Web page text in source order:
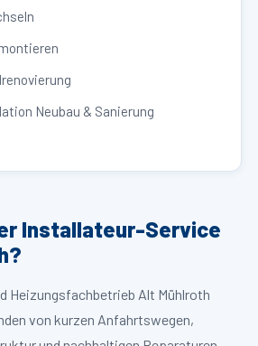
Neubau & Sanierung
Installateur-Service
Heizungsfachbetrieb Alt Mühlroth
von kurzen Anfahrtswegen,